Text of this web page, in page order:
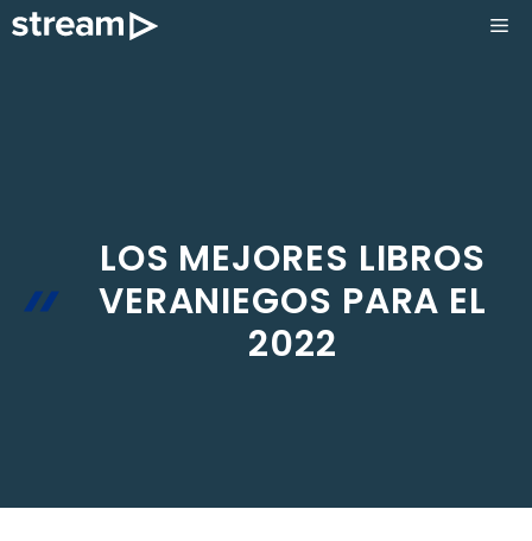
Saltar
LOS MEJORES LIBROS
VERANIEGOS PARA EL
2022